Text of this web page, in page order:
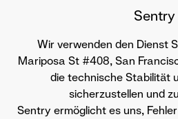
Sentry
Wir verwenden den Dienst
Mariposa St #408, San
die technische Stabilität
sicherzustellen und
Sentry ermöglicht es uns,